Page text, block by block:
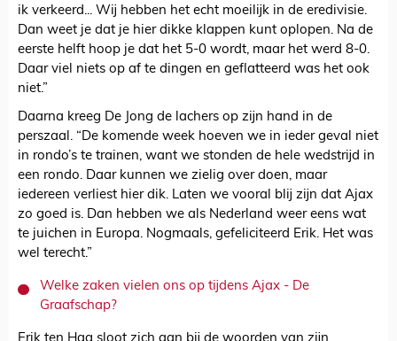
ik verkeerd... Wij hebben het echt moeilijk in de eredivisie.
Dan weet je dat je hier dikke klappen kunt oplopen. Na de
eerste helft hoop je dat het 5-0 wordt, maar het werd 8-0.
Daar viel niets op af te dingen en geflatteerd was het ook
niet.”
Daarna kreeg De Jong de lachers op zijn hand in de
perszaal. “De komende week hoeven we in ieder geval niet
in rondo’s te trainen, want we stonden de hele wedstrijd in
een rondo. Daar kunnen we zielig over doen, maar
iedereen verliest hier dik. Laten we vooral blij zijn dat Ajax
zo goed is. Dan hebben we als Nederland weer eens wat
te juichen in Europa. Nogmaals, gefeliciteerd Erik. Het was
wel terecht.”
Welke zaken vielen ons op tijdens Ajax - De
Graafschap?